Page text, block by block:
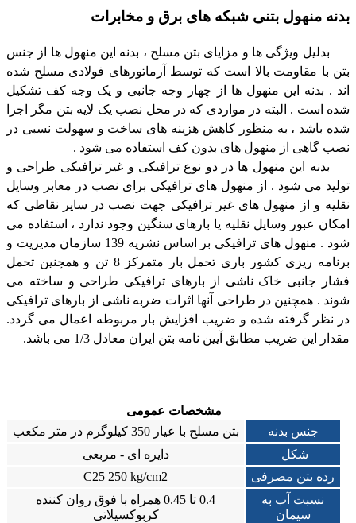
بدنه منهول بتنی شبکه های برق و مخابرات
بدلیل ویژگی ها و مزایای بتن مسلح ، بدنه این منهول ها از جنس
بتن با مقاومت بالا است که توسط آرماتورهای فولادی مسلح شده
اند . بدنه این منهول ها از چهار وجه جانبی و یک وجه کف تشکیل
شده است . البته در مواردی که در محل نصب یک لایه بتن مگر اجرا
شده باشد ، به منظور کاهش هزینه های ساخت و سهولت نسبی در
نصب گاهی از منهول های بدون کف استفاده می شود .
بدنه این منهول ها در دو نوع ترافیکی و غیر ترافیکی طراحی و
تولید می شود . از منهول های ترافیکی برای نصب در معابر وسایل
نقلیه و از منهول های غیر ترافیکی جهت نصب در سایر نقاطی که
امکان عبور وسایل نقلیه یا بارهای سنگین وجود ندارد ، استفاده می
شود . منهول های ترافیکی بر اساس نشریه 139 سازمان مدیریت و
برنامه ریزی کشور باری تحمل بار متمرکز 8 تن و همچنین تحمل
فشار جانبی خاک ناشی از بارهای ترافیکی طراحی و ساخته می
شوند . همچنین در طراحی آنها اثرات ضربه ناشی از بارهای ترافیکی
در نظر گرفته شده و ضریب افزایش بار مربوطه اعمال می گردد.
مقدار این ضریب مطابق آیین نامه بتن ایران معادل 1/3 می باشد.
مشخصات عمومی
جنس بدنه
بتن مسلح با عیار 350 کیلوگرم در متر مکعب
شکل
دایره ای - مربعی
رده بتن مصرفی
C25 250 kg/cm2
نسبت آب به
سیمان
0.4 تا 0.45 همراه با فوق روان کننده
کربوکسیلاتی